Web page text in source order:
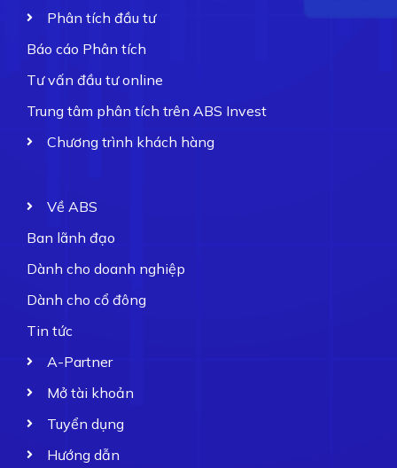
Phân tích đầu tư
Báo cáo Phân tích
Tư vấn đầu tư online
Trung tâm phân tích trên ABS Invest
Chương trình khách hàng
Về ABS
Ban lãnh đạo
Dành cho doanh nghiệp
Dành cho cổ đông
Tin tức
A-Partner
Mở tài khoản
Tuyển dụng
Hướng dẫn